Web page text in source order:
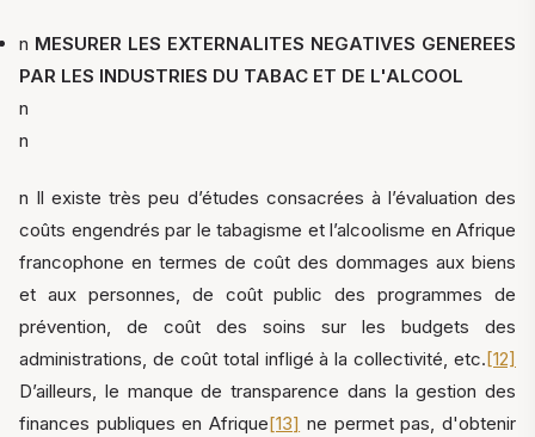
n MESURER LES EXTERNALITES NEGATIVES GENEREES
PAR LES INDUSTRIES DU TABAC ET DE L'ALCOOL
n
n
n Il existe très peu d’études consacrées à l’évaluation des
coûts engendrés par le tabagisme et l’alcoolisme en Afrique
francophone en termes de coût des dommages aux biens
et aux personnes, de coût public des programmes de
prévention, de coût des soins sur les budgets des
administrations, de coût total infligé à la collectivité, etc. [12]
D’ailleurs, le manque de transparence dans la gestion des
finances publiques en Afrique[13] ne permet pas, d'obtenir